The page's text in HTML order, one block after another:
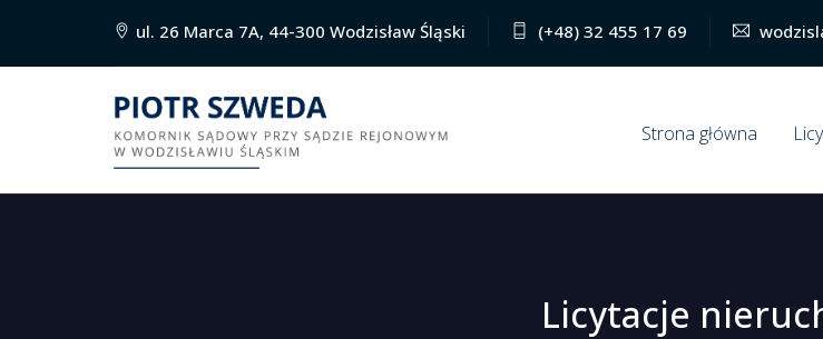
ul. 26 Marca 7A, 44-300 Wodzisław Śląski (+48) 32 455 17 69
Strona główna
Licytacje